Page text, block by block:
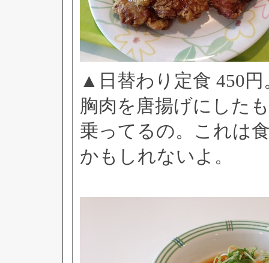
▲日替わり定食 450
胸肉を唐揚げにした
乗ってるの。これは
かもしれないよ。